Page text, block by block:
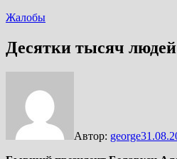
Жалобы
Десятки тысяч
Автор: george